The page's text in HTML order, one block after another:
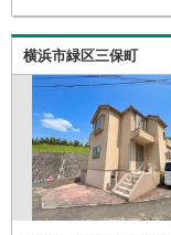
も大歓迎で
オープンハ
ひお気軽に
み、もしく
ンハウス・
横浜市緑区三保町